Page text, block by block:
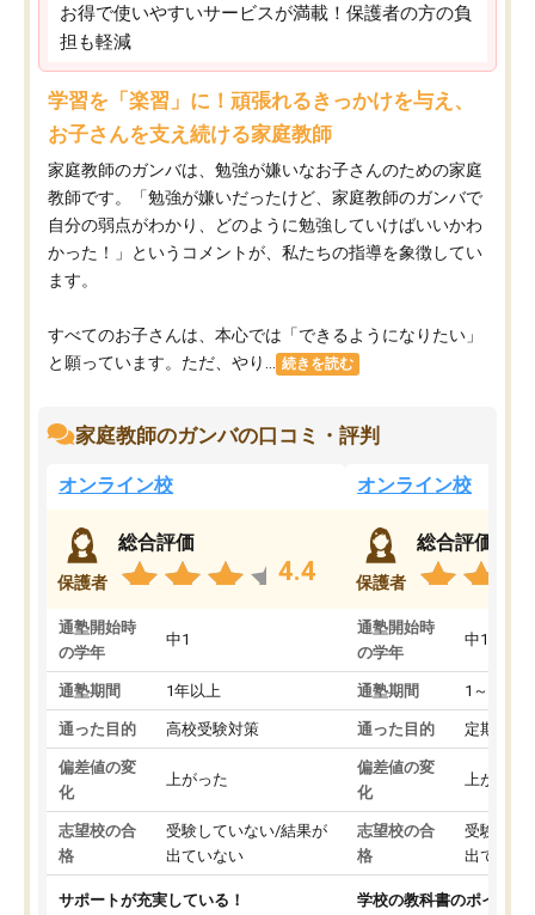
お得で使いやすいサービスが満載！保護者の方の負
担も軽減
学習を「楽習」に！頑張れるきっかけを与え、
お子さんを支え続ける家庭教師
家庭教師のガンバは、勉強が嫌いなお子さんのための家庭
教師です。「勉強が嫌いだったけど、家庭教師のガンバで
自分の弱点がわかり、どのように勉強していけばいいかわ
かった！」というコメントが、私たちの指導を象徴してい
ます。
すべてのお子さんは、本心では「できるようになりたい」
と願っています。ただ、やり...
続きを読む
家庭教師のガンバの口コミ・評判
オンライン校
保護者
総合評価
4.4
通塾開始時
の学年
中1
通塾期間 1年以上
通った目的 高校受験対策
偏差値の変
化
上がった
志望校の合
格
受験していない/結果が
出ていない
サポートが充実している！
オンライン校
保護者
総合評価
通塾開始時
の学年
中1
通塾期間 1～3ヵ月
通った目的 定期テス
偏差値の変
化
上がった
志望校の合
格
受験して
出ていな
学校の教科書のポイント